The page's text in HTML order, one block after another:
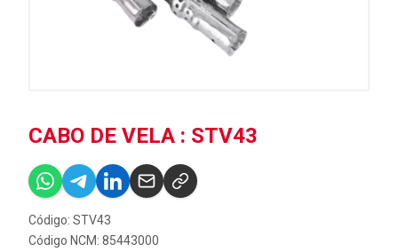
CABO DE VELA : STV43
Código: STV43
Código NCM: 85443000